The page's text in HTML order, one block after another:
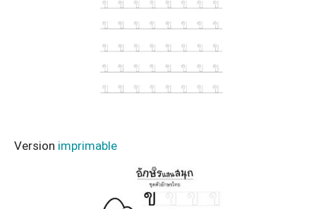
Version imprimable